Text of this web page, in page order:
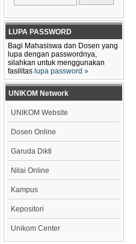
LUPA PASSWORD
Bagi Mahasiswa dan Dosen yang
lupa dengan passwordnya,
silahkan untuk menggunakan
fasilitas lupa password »
UNIKOM Network
UNIKOM Website
Dosen Online
Garuda Dikti
Nilai Online
Kampus
Kepositori
Unikom Center